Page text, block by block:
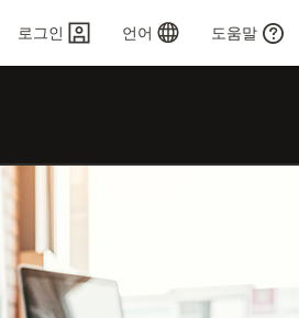
로그인 언어 도움말